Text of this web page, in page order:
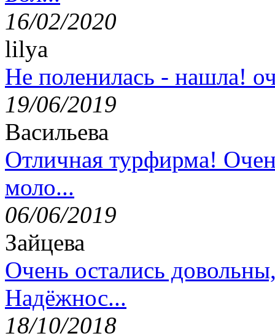
16/02/2020
lilya
Не поленилась - нашла!
19/06/2019
Васильева
Отличная турфирма!
моло...
06/06/2019
Зайцева
Очень остались
Надёжнос...
18/10/2018